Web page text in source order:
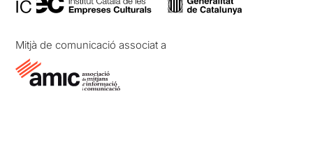
Mitjà de comunicació associat a